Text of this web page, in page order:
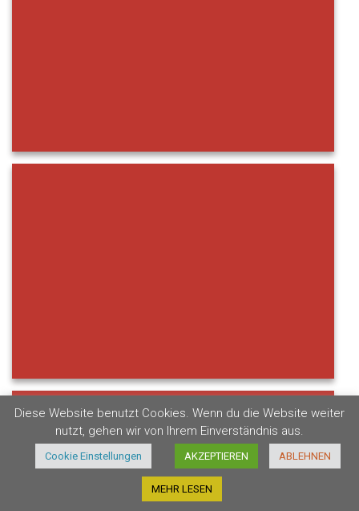
Diese Website benutzt Cookies. Wenn du die Website weiter
nutzt, gehen wir von Ihrem Einverständnis aus.
Cookie Einstellungen AKZEPTIEREN ABLEHNEN
MEHR LESEN